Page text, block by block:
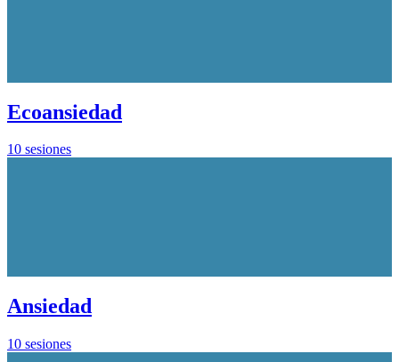
Ecoansiedad
10 sesiones
Ansiedad
10 sesiones